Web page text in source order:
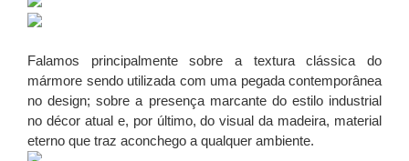
Falamos principalmente sobre a textura clássica do
mármore sendo utilizada com uma pegada contemporânea
no design; sobre a presença marcante do estilo industrial
no décor atual e, por último, do visual da madeira, material
eterno que traz aconchego a qualquer ambiente.